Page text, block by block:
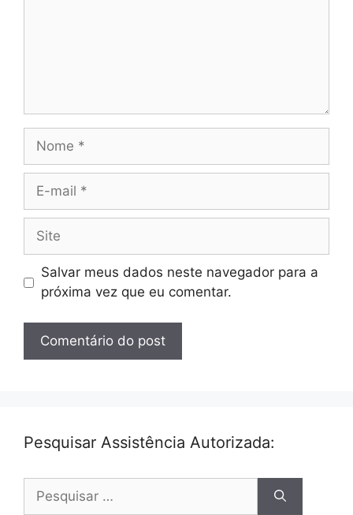
Nome
Site
Salvar meus dados neste navegador para a
próxima vez que eu comentar.
Pesquisar Assistência Autorizada:
por: